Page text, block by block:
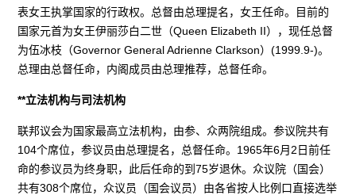
表女王执掌国家的行政权。总督由总理提名，女王任命。目前的
国家元首为女王伊丽莎白二世（Queen Elizabeth II），现任总督
为伍冰枝（Governor General Adrienne Clarkson）(1999.9-)。
总理由总督任命，内阁成员由总理推荐，总督任命。
**立法机构与司法机构
联邦议会为国家最高立法机构，由参、众两院组成。参议院共有
104个席位，参议员由总理提名，总督任命。1965年6月2日前任
命的参议员为终身职，此后任命的到75岁退休。众议院（国会）
共有308个席位，众议员（国会议员）由各省按人比例口直接选举